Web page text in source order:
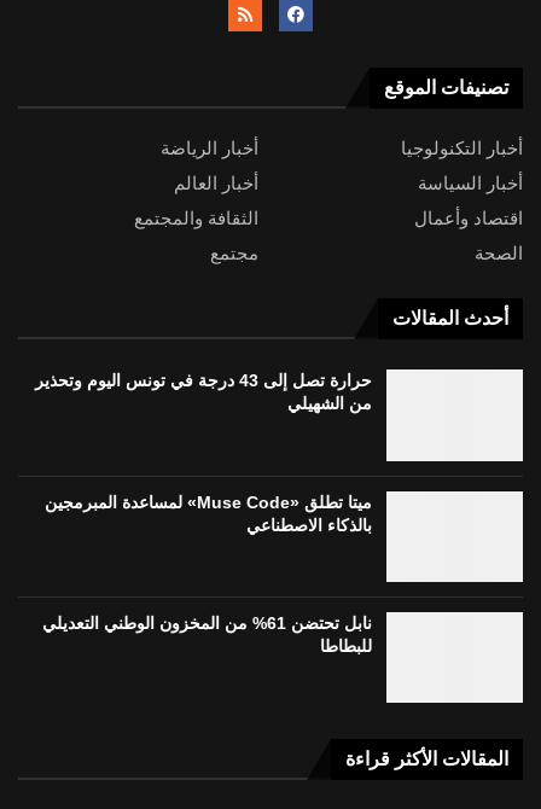
تصنيفات الموقع
أخبار التكنولوجيا
أخبار الرياضة
أخبار السياسة
أخبار العالم
اقتصاد وأعمال
الثقافة والمجتمع
الصحة
مجتمع
أحدث المقالات
حرارة تصل إلى 43 درجة في تونس اليوم وتحذير
من الشهيلي
ميتا تطلق «Muse Code» لمساعدة المبرمجين
بالذكاء الاصطناعي
نابل تحتضن 61% من المخزون الوطني التعديلي
للبطاطا
المقالات الأكثر قراءة